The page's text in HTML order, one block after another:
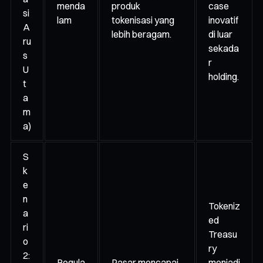
si
A
ru
s
U
t
a
m
a)
menda
lam
produk
tokenisasi yang
lebih beragam.
case
inovatif
di luar
sekada
r
holding.
S
k
e
n
a
ri
o
2:
Tokeniz
ed
Treasu
ry